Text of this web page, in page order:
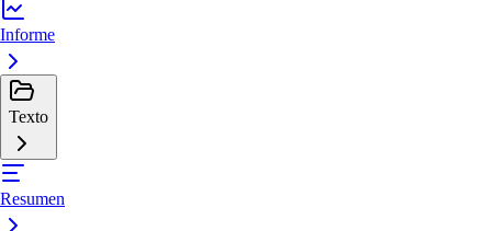
Informe
Texto
Resumen